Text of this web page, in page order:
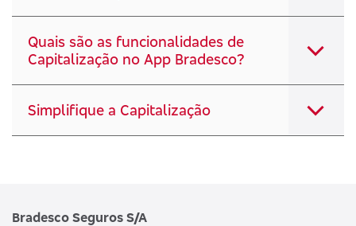
Quais são as funcionalidades de
Capitalização no App Bradesco?
Simplifique a Capitalização
Bradesco Seguros S/A